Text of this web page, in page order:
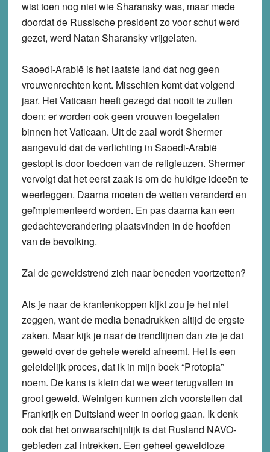
wist toen nog niet wie Sharansky was, maar mede
doordat de Russische president zo voor schut werd
gezet, werd Natan Sharansky vrijgelaten.
Saoedi-Arabië is het laatste land dat nog geen
vrouwenrechten kent. Misschien komt dat volgend
jaar. Het Vaticaan heeft gezegd dat nooit te zullen
doen: er worden ook geen vrouwen toegelaten
binnen het Vaticaan. Uit de zaal wordt Shermer
aangevuld dat de verlichting in Saoedi-Arabië
gestopt is door toedoen van de religieuzen. Shermer
vervolgt dat het eerst zaak is om de huidige ideeën te
weerleggen. Daarna moeten de wetten veranderd en
geïmplementeerd worden. En pas daarna kan een
gedachteverandering plaatsvinden in de hoofden
van de bevolking.
Zal de geweldstrend zich naar beneden voortzetten?
Als je naar de krantenkoppen kijkt zou je het niet
zeggen, want de media benadrukken altijd de ergste
zaken. Maar kijk je naar de trendlijnen dan zie je dat
geweld over de gehele wereld afneemt. Het is een
geleidelijk proces, dat ik in mijn boek “Protopia”
noem. De kans is klein dat we weer terugvallen in
groot geweld. Weinigen kunnen zich voorstellen dat
Frankrijk en Duitsland weer in oorlog gaan. Ik denk
ook dat het onwaarschijnlijk is dat Rusland NAVO-
gebieden zal intrekken. Een geheel geweldloze